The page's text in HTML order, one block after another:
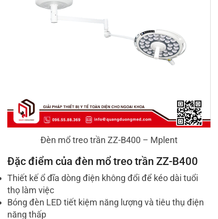
Đèn mổ treo trần ZZ-B400 – Mplent
Đặc điểm của đèn mổ treo trần ZZ-B400
Thiết kế ổ đĩa dòng điện không đổi để kéo dài tuổi
thọ làm việc
Bóng đèn LED tiết kiệm năng lượng và tiêu thụ điện
năng thấp